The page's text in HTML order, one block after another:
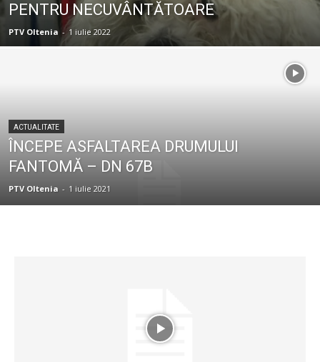
PENTRU NECUVÂNTĂTOARE
PTV Oltenia - 1 iulie 2022
ACTUALITATE
ÎNCEPE ASFALTAREA DRUMULUI
FANTOMĂ – DN 67B
PTV Oltenia - 1 iulie 2021